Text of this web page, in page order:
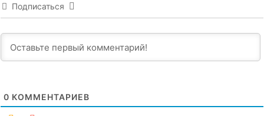
Подписаться
0 КОММЕНТАРИЕВ